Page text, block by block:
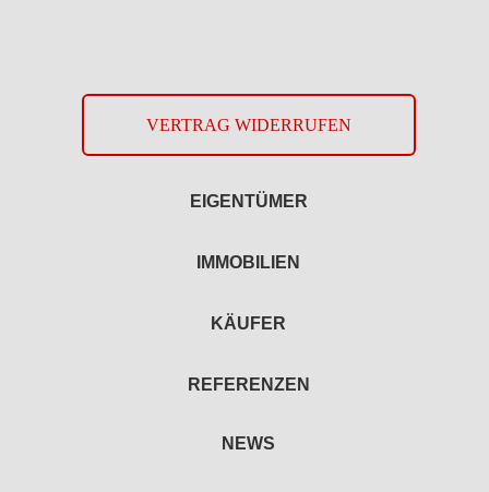
VERTRAG WIDERRUFEN
EIGENTÜMER
IMMOBILIEN
KÄUFER
REFERENZEN
NEWS